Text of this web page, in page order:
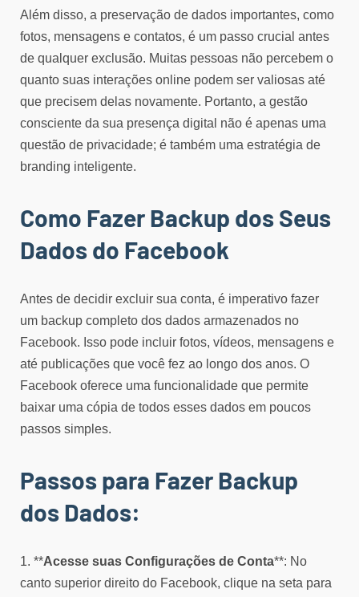
Além disso, a preservação de dados importantes, como
fotos, mensagens e contatos, é um passo crucial antes
de qualquer exclusão. Muitas pessoas não percebem o
quanto suas interações online podem ser valiosas até
que precisem delas novamente. Portanto, a gestão
consciente da sua presença digital não é apenas uma
questão de privacidade; é também uma estratégia de
branding inteligente.
Como Fazer Backup dos Seus
Dados do Facebook
Antes de decidir excluir sua conta, é imperativo fazer
um backup completo dos dados armazenados no
Facebook. Isso pode incluir fotos, vídeos, mensagens e
até publicações que você fez ao longo dos anos. O
Facebook oferece uma funcionalidade que permite
baixar uma cópia de todos esses dados em poucos
passos simples.
Passos para Fazer Backup
dos Dados:
1. **Acesse suas Configurações de Conta**: No
canto superior direito do Facebook, clique na seta para